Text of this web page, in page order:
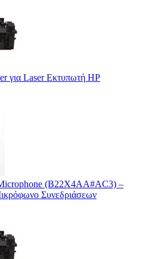
για Laser Εκτυπωτή HP
(B22X4AA#AC3) –
Συνεδριάσεων